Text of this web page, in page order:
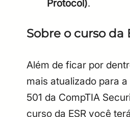
Protocol).
Sobre o curso da
Além de ficar por
mais atualizado para
501 da CompTIA
curso da ESR você